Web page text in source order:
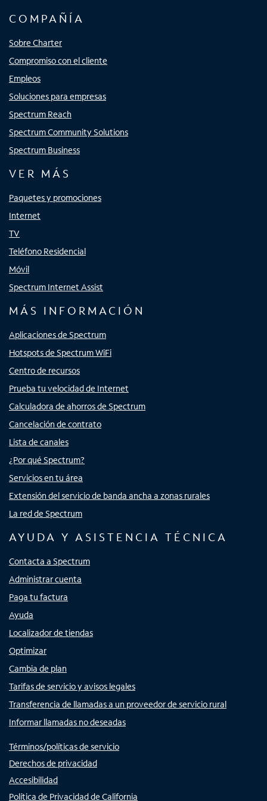
COMPAÑÍA
Sobre Charter
Compromiso con el cliente
Empleos
Soluciones para empresas
Spectrum Reach
Spectrum Community Solutions
Spectrum Business
VER MÁS
Paquetes y promociones
Internet
TV
Teléfono Residencial
Móvil
Spectrum Internet Assist
MÁS INFORMACIÓN
Aplicaciones de Spectrum
Hotspots de Spectrum WiFi
Centro de recursos
Prueba tu velocidad de Internet
Calculadora de ahorros de Spectrum
Cancelación de contrato
Lista de canales
¿Por qué Spectrum?
Servicios en tu área
Extensión del servicio de banda ancha a zonas rurales
La red de Spectrum
AYUDA Y ASISTENCIA TÉCNICA
Contacta a Spectrum
Administrar cuenta
Paga tu factura
Ayuda
Localizador de tiendas
Optimizar
Cambia de plan
Tarifas de servicio y avisos legales
Transferencia de llamadas a un proveedor de servicio rural
Informar llamadas no deseadas
Términos/políticas de servicio
Derechos de privacidad
Accesibilidad
Política de Privacidad de California